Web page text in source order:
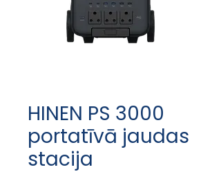
HINEN PS 3000
portatīvā jaudas
stacija